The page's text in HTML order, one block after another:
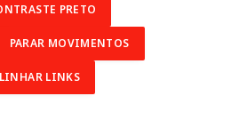
PRETO
PARAR MOVIMENTOS
LINKS